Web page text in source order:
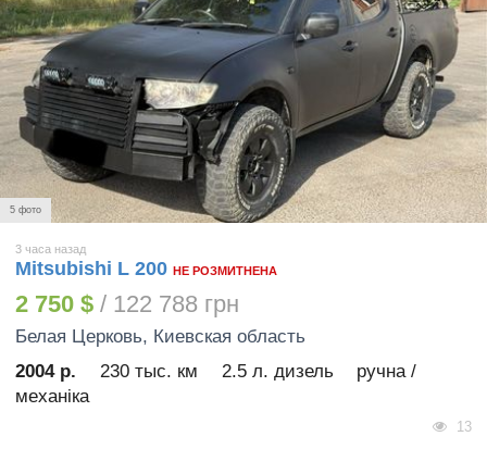
5 фото
3 часа назад
Mitsubishi L 200 НЕ РОЗМИТНЕНА
2 750 $ / 122 788 грн
Белая Церковь, Киевская область
2004 р.
230 тыс. км 2.5 л. дизель
ручна /
механіка
13